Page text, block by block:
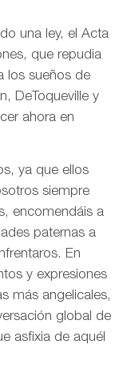
una ley, el Acta
que repudia
los sueños de
DeToqueville y
ahora en
ya que ellos
siempre
encomendáis a
paternas a
En
y expresiones
más angelicales,
global de
asfixia de aquél